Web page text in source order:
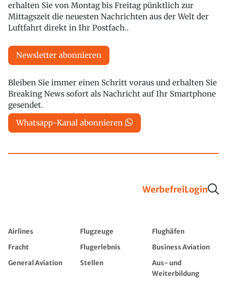
erhalten Sie von Montag bis Freitag pünktlich zur
Mittagszeit die neuesten Nachrichten aus der Welt der
Luftfahrt direkt in Ihr Postfach..
Newsletter abonnieren
Bleiben Sie immer einen Schritt voraus und erhalten Sie
Breaking News sofort als Nachricht auf Ihr Smartphone
gesendet.
Whatsapp-Kanal abonnieren
WerbefreiLogin
Airlines Flugzeuge
Flughäfen
Fracht
Flugerlebnis
Business Aviation
General Aviation
Stellen
Aus- und
Weiterbildung